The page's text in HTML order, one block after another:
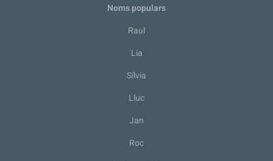
Noms populars
Raul
Lia
Sílvia
Lluc
Jan
Roc